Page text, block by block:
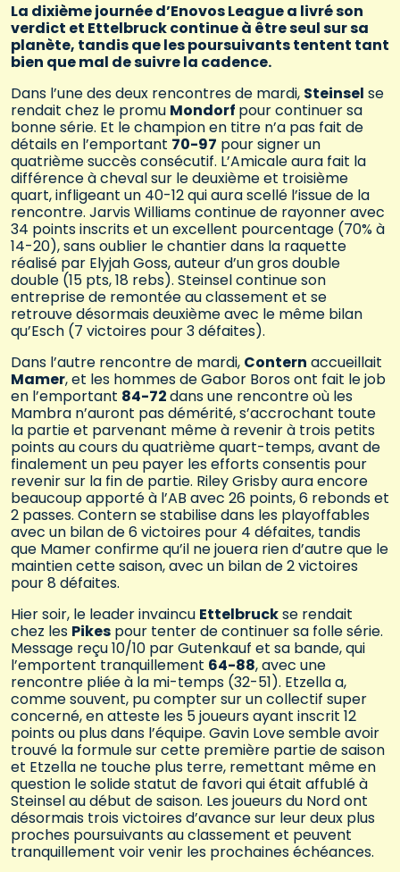
La dixième journée d’Enovos League a livré son
verdict et Ettelbruck continue à être seul sur sa
planète, tandis que les poursuivants tentent tant
bien que mal de suivre la cadence.
Dans l’une des deux rencontres de mardi, Steinsel se
rendait chez le promu Mondorf pour continuer sa
bonne série. Et le champion en titre n’a pas fait de
détails en l’emportant 70-97 pour signer un
quatrième succès consécutif. L’Amicale aura fait la
différence à cheval sur le deuxième et troisième
quart, infligeant un 40-12 qui aura scellé l’issue de la
rencontre. Jarvis Williams continue de rayonner avec
34 points inscrits et un excellent pourcentage (70% à
14-20), sans oublier le chantier dans la raquette
réalisé par Elyjah Goss, auteur d’un gros double
double (15 pts, 18 rebs). Steinsel continue son
entreprise de remontée au classement et se
retrouve désormais deuxième avec le même bilan
qu’Esch (7 victoires pour 3 défaites).
Dans l’autre rencontre de mardi, Contern accueillait
Mamer, et les hommes de Gabor Boros ont fait le job
en l’emportant 84-72dans une rencontre où les
Mambra n’auront pas démérité, s’accrochant toute
la partie et parvenant même à revenir à trois petits
points au cours du quatrième quart-temps, avant de
finalement un peu payer les efforts consentis pour
revenir sur la fin de partie. Riley Grisby aura encore
beaucoup apporté à l’AB avec 26 points, 6 rebonds et
2 passes. Contern se stabilise dans les playoffables
avec un bilan de 6 victoires pour 4 défaites, tandis
que Mamer confirme qu’il ne jouera rien d’autre que le
maintien cette saison, avec un bilan de 2 victoires
pour 8 défaites.
Hier soir, le leader invaincu Ettelbruckse rendait
chez les Pikes pour tenter de continuer sa folle série.
Message reçu 10/10 par Gutenkauf et sa bande, qui
l’emportent tranquillement 64-88, avec une
rencontre pliée à la mi-temps (32-51). Etzella a,
comme souvent, pu compter sur un collectif super
concerné, en atteste les 5 joueurs ayant inscrit 12
points ou plus dans l’équipe. Gavin Love semble avoir
trouvé la formule sur cette première partie de saison
et Etzella ne touche plus terre, remettant même en
question le solide statut de favori qui était affublé à
Steinsel au début de saison. Les joueurs du Nord ont
désormais trois victoires d’avance sur leur deux plus
proches poursuivants au classement et peuvent
tranquillement voir venir les prochaines échéances.